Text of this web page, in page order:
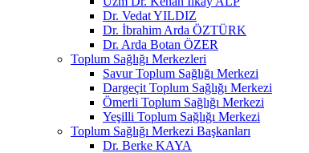
Dr. Vedat YILDIZ
Dr. İbrahim Arda ÖZTÜRK
Dr. Arda Botan ÖZER
Toplum Sağlığı Merkezleri
Savur Toplum Sağlığı Merkezi
Dargeçit Toplum Sağlığı Merkezi
Ömerli Toplum Sağlığı Merkezi
Yeşilli Toplum Sağlığı Merkezi
Toplum Sağlığı Merkezi Başkanları
Dr. Berke KAYA